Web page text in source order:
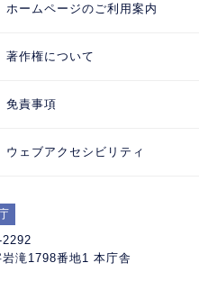
滝1798番地1 本庁舎
ホームページのご利用案内
著作権について
免責事項
ウェブアクセシビリティ